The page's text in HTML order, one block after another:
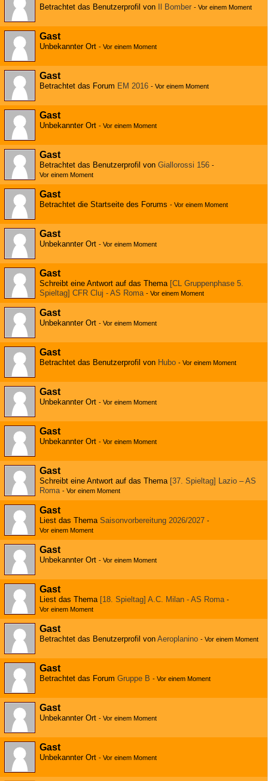
Betrachtet das Benutzerprofil von Il Bomber - Vor einem Moment
Gast
Unbekannter Ort - Vor einem Moment
Gast
Betrachtet das Forum EM 2016 - Vor einem Moment
Gast
Unbekannter Ort - Vor einem Moment
Gast
Betrachtet das Benutzerprofil von Giallorossi 156 -
Vor einem Moment
Gast
Betrachtet die Startseite des Forums - Vor einem Moment
Gast
Unbekannter Ort - Vor einem Moment
Gast
Schreibt eine Antwort auf das Thema [CL Gruppenphase 5.
Spieltag] CFR Cluj - AS Roma - Vor einem Moment
Gast
Unbekannter Ort - Vor einem Moment
Gast
Betrachtet das Benutzerprofil von Hubo - Vor einem Moment
Gast
Unbekannter Ort - Vor einem Moment
Gast
Unbekannter Ort - Vor einem Moment
Gast
Schreibt eine Antwort auf das Thema [37. Spieltag] Lazio – AS
Roma - Vor einem Moment
Gast
Liest das Thema Saisonvorbereitung 2026/2027 -
Vor einem Moment
Gast
Unbekannter Ort - Vor einem Moment
Gast
Liest das Thema [18. Spieltag] A.C. Milan - AS Roma -
Vor einem Moment
Gast
Betrachtet das Benutzerprofil von Aeroplanino - Vor einem Moment
Gast
Betrachtet das Forum Gruppe B - Vor einem Moment
Gast
Unbekannter Ort - Vor einem Moment
Gast
Unbekannter Ort - Vor einem Moment